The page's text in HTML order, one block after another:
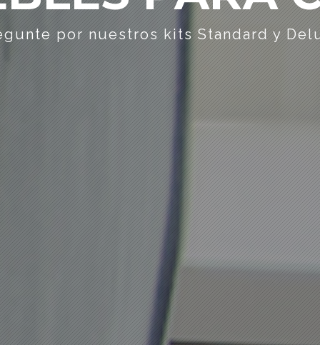
por nuestros kits Standard y